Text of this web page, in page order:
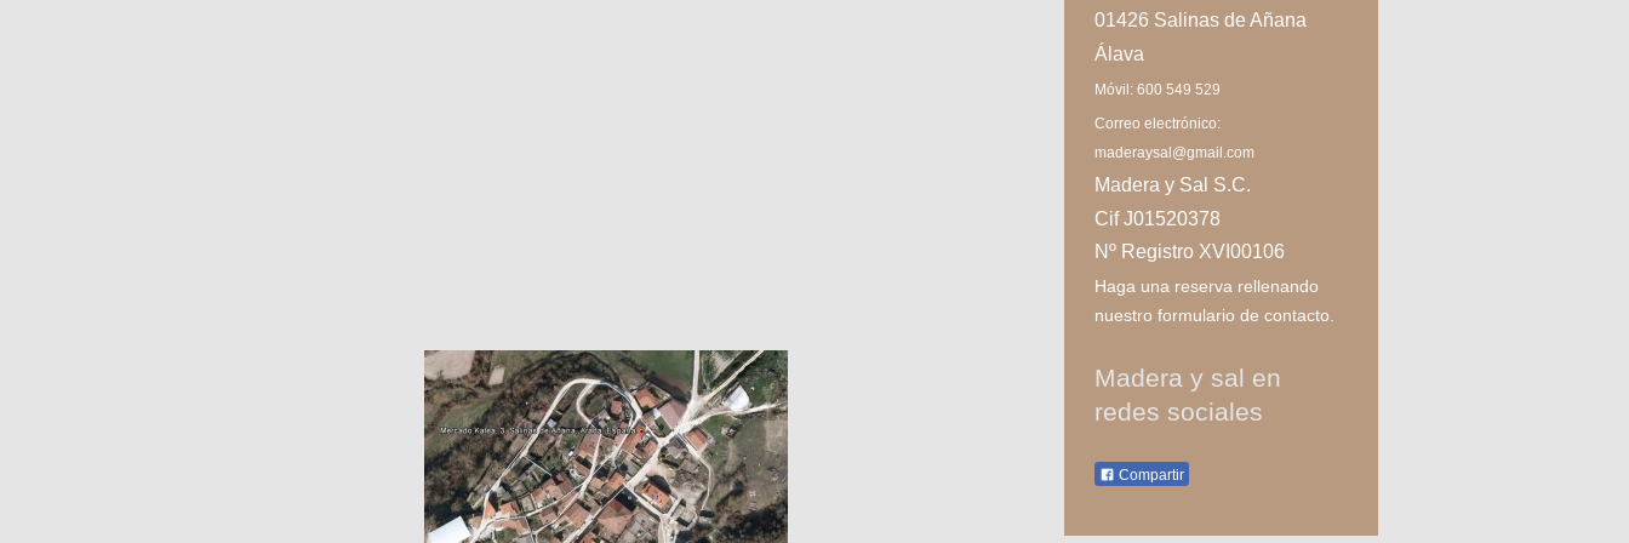
01426 Salinas de Añana
Álava
Móvil: 600 549 529
Correo electrónico:
maderaysal@gmail.com
Madera y Sal S.C.
Cif J01520378
Nº Registro XVI00106
Haga una reserva rellenando
nuestro formulario de contacto.
Madera y sal en
redes sociales
Compartir